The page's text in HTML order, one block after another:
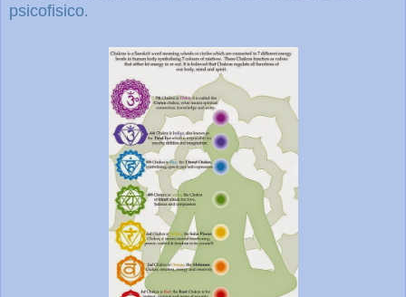
psicofisico.